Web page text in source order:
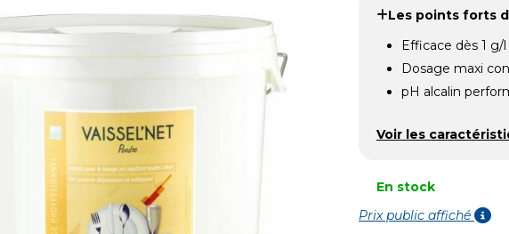
Les points forts
Efficace dès 1 g/l
Dosage maxi
pH alcalin
Voir les
En stock
Prix public affiché